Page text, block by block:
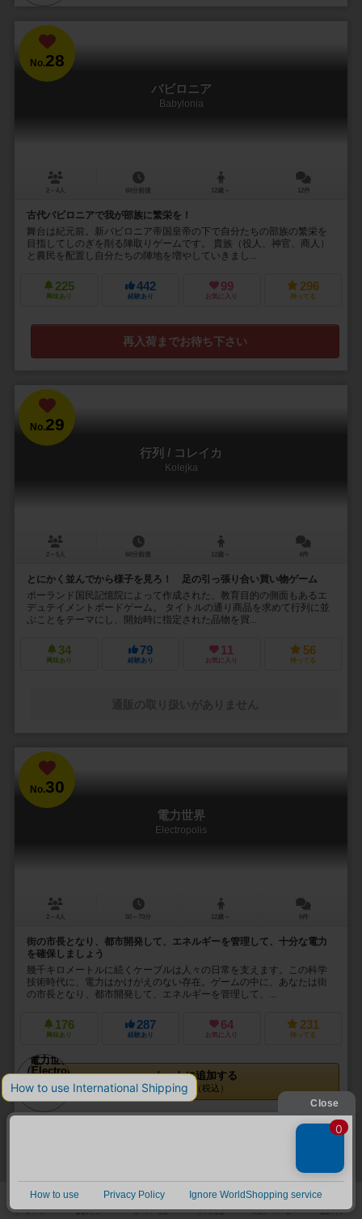
No.28
バビロニア
Babylonia
2～4人 60分前後 12歳～ 12件
古代バビロニアで我が部族に繁栄を！
舞台は紀元前。新バビロニア帝国皇帝の下で自分たちの部族の繁栄を
目指してしのぎを削る陣取りゲームです。 貴族（役人、神官、商人）
と農民を配置し自分たちの陣地を増やしていきまし...
225
興味あり
442
経験あり
99
お気に入り
296
持ってる
再入荷までお待ち下さい
No.29
行列 / コレイカ
Kolejka
2～5人 60分前後 12歳～ 4件
とにかく並んでから様子を見ろ！ 足の引っ張り合い買い物ゲーム
ポーランド国民記憶院によって作成された、教育目的の側面もあるエ
デュテイメントボードゲーム。 タイトルの通り商品を求めて行列に並
ぶことをテーマにし、開始時に指定された品物を買...
34
興味あり
79
経験あり
11
お気に入り
56
持ってる
No.30
電力世界
Electropolis
2～4人 50～70分 12歳～ 6件
街の市長となり、都市開発して、エネルギーを管理して、十分な電力
を確保しましょう
幾千キロメートルに続くケーブルは人々の日常を支えます。この科学
技術時代に、電力はかけがえのない存在。ゲームの中に、あなたは街
の市長となり、都市開発して、エネルギーを管理して、...
176
興味あり
287
経験あり
64
お気に入り
231
持ってる
カートに追加する
6,600円（税込）
コインブラ
Coimbra